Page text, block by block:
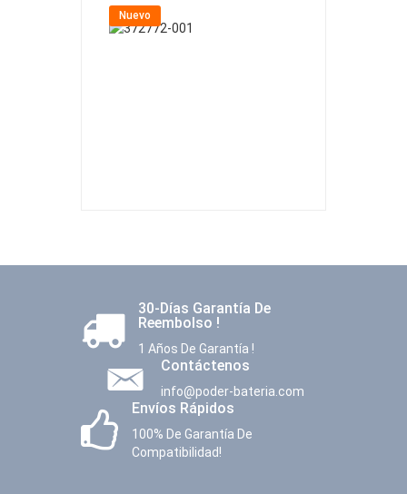
Nuevo
30-Días Garantía De
Reembolso !
1 Años De Garantía !
Contáctenos
info@poder-bateria.com
Envíos Rápidos
100% De Garantía De
Compatibilidad!